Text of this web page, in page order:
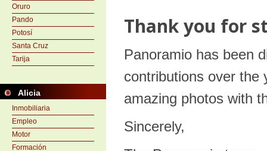
Oruro
Pando
Potosí
Santa Cruz
Tarija
Alicia
Inmobiliaria
Empleo
Motor
Formación